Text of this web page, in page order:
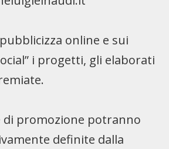
online e sui
i progetti, gli elaborati
promozione potranno
definite dalla